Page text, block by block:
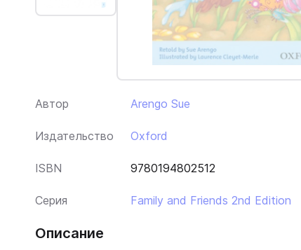
Автор Arengo Sue
Издательство Oxford
ISBN 9780194802512
Серия Family and Friends 2nd Edition
Описание